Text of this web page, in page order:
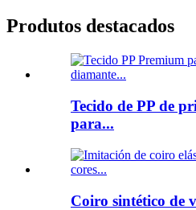
Produtos destacados
Tecido de PP de
para...
Coiro sintético de